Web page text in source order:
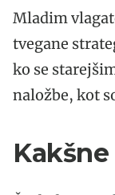
Mladim
tvegane
ko se
naložbe, kot